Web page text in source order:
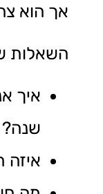
אך הוא
השאלות
איך
שנה?
איזה